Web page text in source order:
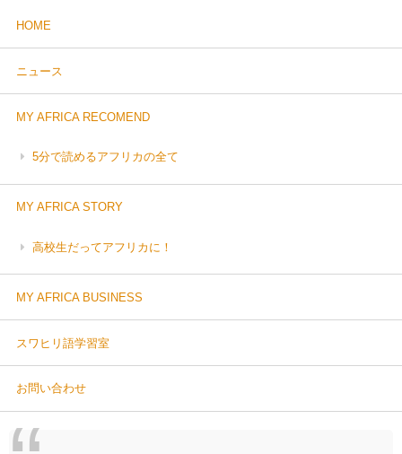
HOME
ニュース
MY AFRICA RECOMEND
5分で読めるアフリカの全て
MY AFRICA STORY
高校生だってアフリカに！
MY AFRICA BUSINESS
スワヒリ語学習室
お問い合わせ